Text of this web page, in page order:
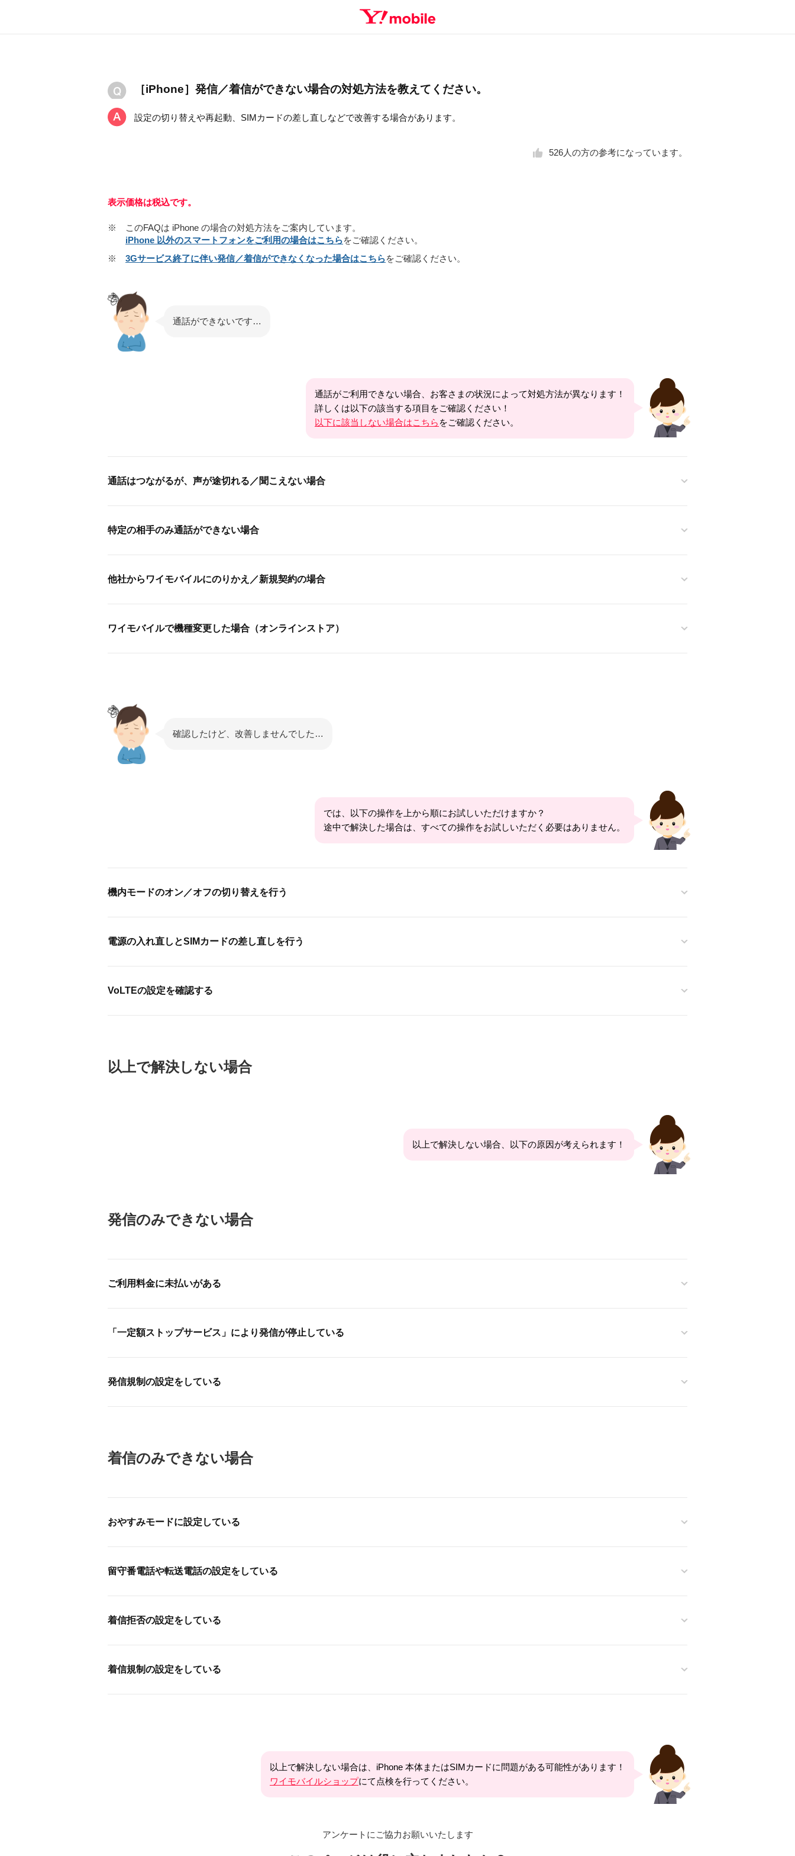
［iPhone］発信／着信ができない場合の対処方法を教えてください。
設定の切り替えや再起動、SIMカードの差し直しなどで改善する場合があります。
526人の方の参考になっています。
表示価格は税込です。
※
このFAQは iPhone の場合の対処方法をご案内しています。
iPhone 以外のスマートフォンをご利用の場合はこちらをご確認ください。
※
3Gサービス終了に伴い発信／着信ができなくなった場合はこちらをご確認ください。
通話ができないです…
通話がご利用できない場合、お客さまの状況によって対処方法が異なります！
詳しくは以下の該当する項目をご確認ください！
以下に該当しない場合はこちら をご確認ください。
通話はつながるが、声が途切れる／聞こえない場合
特定の相手のみ通話ができない場合
他社からワイモバイルにのりかえ／新規契約の場合
ワイモバイルで機種変更した場合（オンラインストア）
確認したけど、改善しませんでした…
では、以下の操作を上から順にお試しいただけますか？
途中で解決した場合は、すべての操作をお試しいただく必要はありません。
機内モードのオン／オフの切り替えを行う
電源の入れ直しとSIMカードの差し直しを行う
VoLTEの設定を確認する
以上で解決しない場合
以上で解決しない場合、以下の原因が考えられます！
発信のみできない場合
ご利用料金に未払いがある
「一定額ストップサービス」により発信が停止している
発信規制の設定をしている
着信のみできない場合
おやすみモードに設定している
留守番電話や転送電話の設定をしている
着信拒否の設定をしている
着信規制の設定をしている
以上で解決しない場合は、iPhone 本体またはSIMカードに問題がある可能性があります！
ワイモバイルショップにて点検を行ってください。
アンケートにご協力お願いいたします